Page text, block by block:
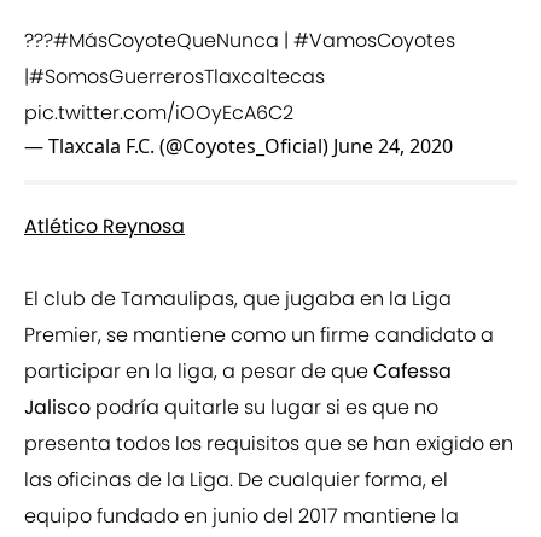
???#MásCoyoteQueNunca | #VamosCoyotes
|#SomosGuerrerosTlaxcaltecas
pic.twitter.com/iOOyEcA6C2
— Tlaxcala F.C. (@Coyotes_Oficial) June 24, 2020
Atlético Reynosa
El club de Tamaulipas, que jugaba en la Liga
Premier, se mantiene como un firme candidato a
participar en la liga, a pesar de queCafessa
Jalisco podría quitarle su lugar si es que no
presenta todos los requisitos que se han exigido en
las oficinas de la Liga. De cualquier forma, el
equipo fundado en junio del 2017 mantiene la